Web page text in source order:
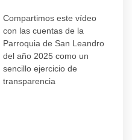
Compartimos este vídeo
con las cuentas de la
Parroquia de San Leandro
del año 2025 como un
sencillo ejercicio de
transparencia